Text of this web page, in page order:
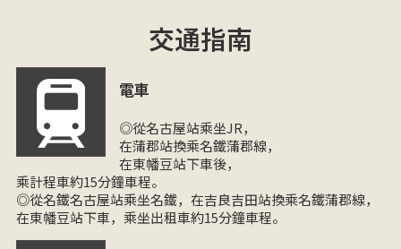
交通指南
電車
◎從名古屋站乘坐JR，
在蒲郡站換乘名鐵蒲郡線，
在東幡豆站下車後，
乘計程車約15分鐘車程。
◎從名鐵名古屋站乘坐名鐵，在吉良吉田站換乘名鐵蒲郡線，
在東幡豆站下車，乘坐出租車約15分鐘車程。